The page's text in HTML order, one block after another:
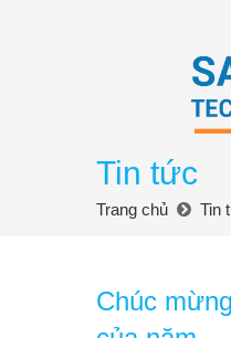
Tin tức
Trang chủ Tin
Chúc